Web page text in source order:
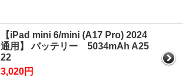
【iPad mini 6/mini (A17 Pro) 2024
通用】 バッテリー 5034mAh A25
22
3,020円